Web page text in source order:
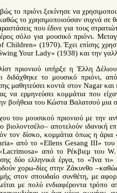
το πριόνι ξεκίνησε να
το χρησιμοποιούσαν συχνά
που έδινε για τους
σόλο για μουσικό πριόνι.
(1970). Έχει επίσης
Your Lady» (1938) και την
πριονιού υπήρξε η Έλλη
διδάχθηκε το μουσικό πριόνι,
μαθητεύσει κοντά στον Nagar
να ερμηνεύσει κομμάτια που
βοήθεια του Κώστα Βαλατσού μια
του μουσικού πριονιού με την
βιολοντσέλο– αποτελούν ιδανική
τον δίσκο, κομμάτια όπως η
από το «Ellens Gesang III»
από το Ρέκβιεμ του
δύο ελληνικά έργα, το «Ίνα
χορω-δίες στην Ζάκυνθο
στον σπουδαίο συνθέτη, με
με πολύ ενδιαφέροντα τρόπο